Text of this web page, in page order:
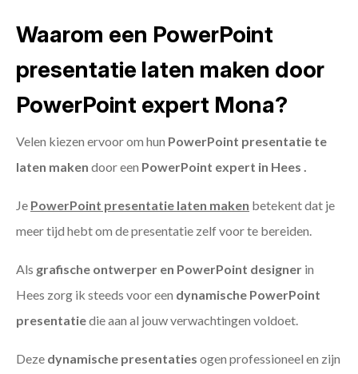
Waarom een PowerPoint
presentatie laten maken door
PowerPoint expert Mona?
Velen kiezen ervoor om hun PowerPoint presentatie te
laten maken door een PowerPoint expert in Hees .
Je PowerPoint presentatie laten maken betekent dat je
meer tijd hebt om de presentatie zelf voor te bereiden.
Als grafische ontwerper en PowerPoint designer in
Hees zorg ik steeds voor een dynamische PowerPoint
presentatiedie aan al jouw verwachtingen voldoet.
Deze dynamische presentaties ogen professioneel en zijn